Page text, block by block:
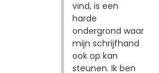
vind, is een
harde
ondergrond waar
mijn schrijfhand
ook op kan
steunen. Ik ben